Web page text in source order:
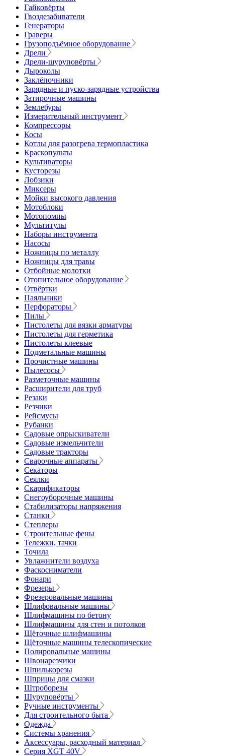
Гайковёрты
Гвоздезабиватели
Генераторы
Граверы
Грузоподъёмное оборудование
Дрели
Дрели-шуруповёрты
Дыроколы
Заклёпочники
Зарядные и пуско-зарядные устройства
Затирочные машины
Землебуры
Измерительный инструмент
Компрессоры
Косы
Котлы для разогрева термопластика
Краскопульты
Культиваторы
Кусторезы
Лобзики
Миксеры
Мойки высокого давления
Мотоблоки
Мотопомпы
Мультитулы
Наборы инструмента
Насосы
Ножницы по металлу
Ножницы для травы
Отбойные молотки
Отопительное оборудование
Отвёртки
Паяльники
Перфораторы
Пилы
Пистолеты для вязки арматуры
Пистолеты для герметика
Пистолеты клеевые
Подметальные машины
Прочистные машины
Пылесосы
Разметочные машины
Расширители для труб
Резаки
Резчики
Рейсмусы
Рубанки
Садовые опрыскиватели
Садовые измельчители
Садовые тракторы
Сварочные аппараты
Секаторы
Сеялки
Скарификаторы
Снегоуборочные машины
Стабилизаторы напряжения
Станки
Степлеры
Строительные фены
Тележки, тачки
Точила
Увлажнители воздуха
Фаскосниматели
Фонари
Фрезеры
Фрезеровальные машины
Шлифовальные машины
Шлифмашины по бетону
Шлифмашины для стен и потолков
Щёточные шлифмашины
Щёточные машины телескопические
Полировальные машины
Швонарезчики
Шпилькорезы
Шприцы для смазки
Штроборезы
Шуруповёрты
Ручные инструменты
Для строительного быта
Одежда
Системы хранения
Аксессуары, расходный материал
Серия XGT 40V